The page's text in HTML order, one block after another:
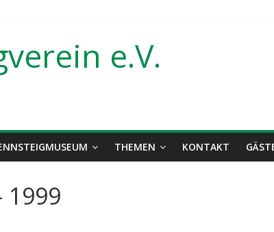
e.V.
THEMEN KONTAKT
1999